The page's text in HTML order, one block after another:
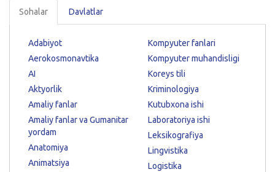
Sohalar Davlatlar
Adabiyot
Aerokosmonavtika
AI
Aktyorlik
Amaliy fanlar
Amaliy fanlar va Gumanitar
yordam
Anatomiya
Animatsiya
Kompyuter fanlari
Kompyuter muhandisligi
Koreys tili
Kriminologiya
Kutubxona ishi
Laboratoriya ishi
Leksikografiya
Lingvistika
Logistika